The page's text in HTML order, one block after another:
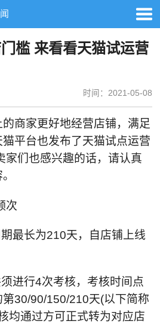
槛 来看看天猫试运营
时间：2021-05-08
商家更好地经营店铺，满足
平台也发布了天猫试点运营
家们也感兴趣的话，请认真
次
最长为210天，自店铺上线
进行4次考核，考核时间点
30/90/150/210天(以下简称
均通过方可正式转为对应店